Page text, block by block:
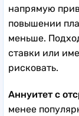
напрямую
повышении
меньше.
ставки или
рисковать.
Аннуитет с
менее